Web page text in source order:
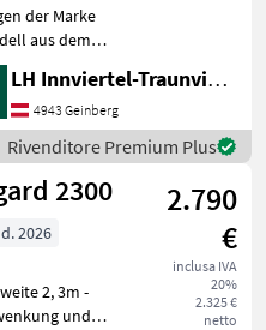
der Marke
sich
herausragende
Langlebigkeit
ist
LH Innviertel-Traunviertel-Urfahr eGen, Geinberg
4943 Geinberg
Rivenditore Premium Plus
2300
2.790
€
inclusa IVA
20%
2.325 €
netto
2026
2, 3m -
und